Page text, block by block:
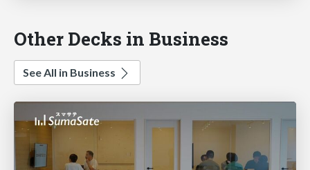
Other Decks in Business
See All in Business